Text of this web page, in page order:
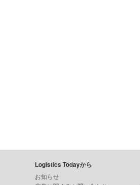
Logistics Todayから
お知らせ